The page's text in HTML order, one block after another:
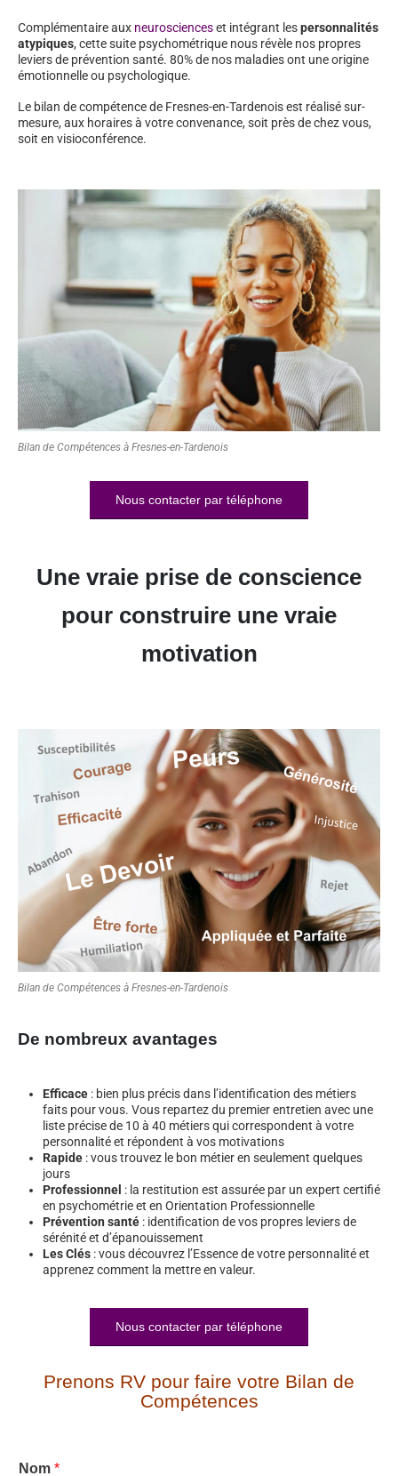
Complémentaire aux neuroscienceset intégrant lespersonnalités
atypiques, cette suite psychométrique nous révèle nos propres
leviers de prévention santé. 80% de nos maladies ont une origine
émotionnelle ou psychologique.
Le bilan de compétence de Fresnes-en-Tardenois est réalisé sur-
mesure, aux horaires à votre convenance, soit près de chez vous,
soit en visioconférence.
Bilan de Compétences à Fresnes-en-Tardenois
Nous contacter par téléphone
Une vraie prise de conscience
pour construire une vraie
motivation
Bilan de Compétences à Fresnes-en-Tardenois
De nombreux avantages
Efficace : bien plus précis dans l’identification des métiers
faits pour vous. Vous repartez du premier entretien avec une
liste précise de 10 à 40 métiers qui correspondent à votre
personnalité et répondent à vos motivations
Rapide : vous trouvez le bon métier en seulement quelques
jours
Professionnel : la restitution est assurée par un expert certifié
en psychométrie et en Orientation Professionnelle
Prévention santé : identification de vos propres leviers de
sérénité et d’épanouissement
Les Clés : vous découvrez l’Essence de votre personnalité et
apprenez comment la mettre en valeur.
Nous contacter par téléphone
Prenons RV pour faire votre Bilan de
Compétences
Nom *